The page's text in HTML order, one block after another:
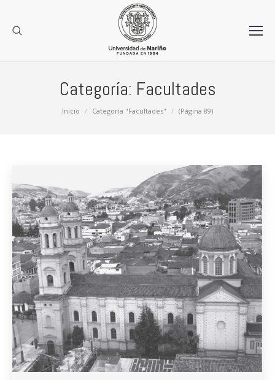
Categoría: Facultades
Inicio Categoría "Facultades" (Página 89)